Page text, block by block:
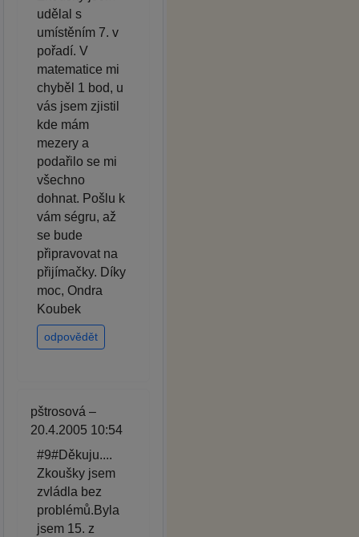
udělal s
umístěním 7. v
pořadí. V
matematice mi
chyběl 1 bod, u
vás jsem zjistil
kde mám
mezery a
podařilo se mi
všechno
dohnat. Pošlu k
vám ségru, až
se bude
připravovat na
přijímačky. Díky
moc, Ondra
Koubek
odpovědět
pštrosová –
20.4.2005 10:54
#9#Děkuju....
Zkoušky jsem
zvládla bez
problémů.Byla
jsem 15. z